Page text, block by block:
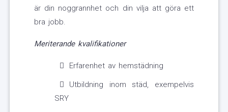
är din noggrannhet och din vilja att göra ett
bra jobb.
Meriterande kvalifikationer
Erfarenhet av hemstädning
Utbildning inom städ, exempelvis
SRY